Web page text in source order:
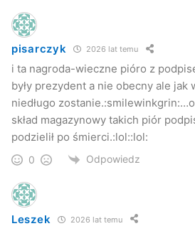
pisarczyk 2026 lat temu
i ta nagroda-wieczne pióro z
były prezydent a nie obecny ale jak
niedługo
skład magazynowy takich piór
podzielił po śmierci.:lol::lol:
0 Odpowiedz
Leszek 2026 lat temu